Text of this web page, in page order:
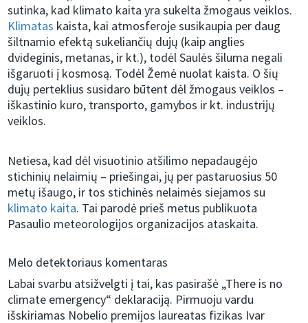
sutinka, kad klimato kaita yra sukelta žmogaus veiklos.
Klimatas kaista, kai atmosferoje susikaupia per daug
šiltnamio efektą sukeliančių dujų (kaip anglies
dvideginis, metanas, ir kt.), todėl Saulės šiluma negali
išgaruoti į kosmosą. Todėl Žemė nuolat kaista. O šių
dujų perteklius susidaro būtent dėl žmogaus veiklos –
iškastinio kuro, transporto, gamybos ir kt. industrijų
veiklos.
Netiesa, kad dėl visuotinio atšilimo nepadaugėjo
stichinių nelaimių – priešingai, jų per pastaruosius 50
metų išaugo, ir tos stichinės nelaimės siejamos su
klimato kaita. Tai parodė prieš metus publikuota
Pasaulio meteorologijos organizacijos ataskaita.
Melo detektoriaus komentaras
Labai svarbu atsižvelgti į tai, kas pasirašė „There is no
climate emergency“ deklaraciją. Pirmuoju vardu
išskiriamas Nobelio premijos laureatas fizikas Ivar